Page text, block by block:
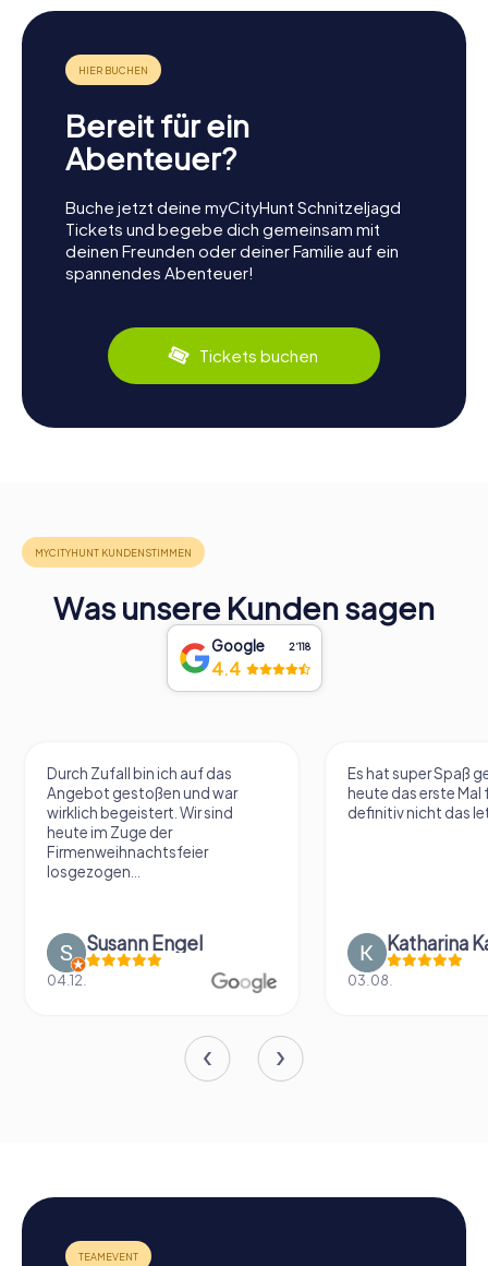
Bereit für ein
Abenteuer?
Buche jetzt deine myCityHunt Schnitzeljagd
Tickets und begebe dich gemeinsam mit
deinen Freunden oder deiner Familie auf ein
spannendes Abenteuer!
Tickets buchen
Was unsere Kunden sagen
Google 2‘118
4.4
Durch Zufall bin ich auf das
Angebot gestoßen und war
wirklich begeistert. Wir sind
heute im Zuge der
Firmenweihnachtsfeier
losgezogen...
Susann Engel
04.12.
Es hat super Spaß
heute das erste Mal
definitiv nicht das
Katharina
03.08.